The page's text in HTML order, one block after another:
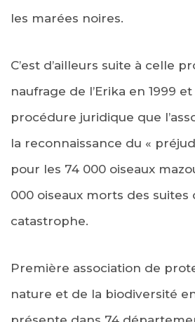
les marées noires.
C’est d’ailleurs suite à celle
naufrage de l’Erika en 1999
procédure juridique que
la reconnaissance du «
pour les 74 000 oiseaux
000 oiseaux morts des suites
catastrophe.
Première association de
nature et de la biodiversité